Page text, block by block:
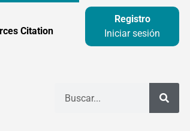
Citation
Registro
Iniciar sesión